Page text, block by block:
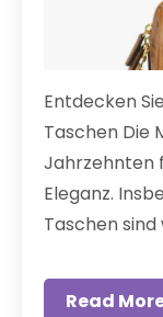
Entdecken
Taschen Die
Jahrzehnten
Eleganz.
Taschen
Read